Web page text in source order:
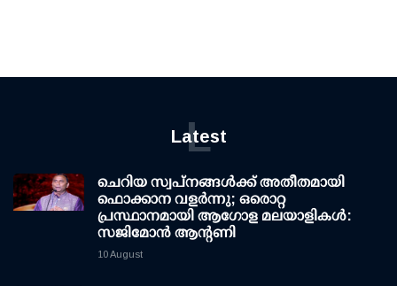
Latest
L
ചെറിയ സ്വപ്നങ്ങൾക്ക് അതീതമായി
ഫൊക്കാന വളർന്നു; ഒരൊറ്റ
പ്രസ്ഥാനമായി ആഗോള മലയാളികൾ:
സജിമോൻ ആന്റണി
10 August